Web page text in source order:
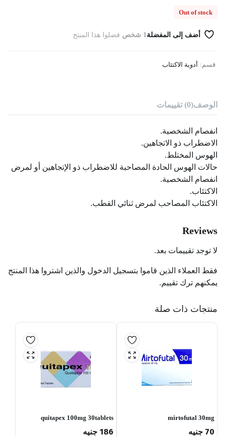
Out of stock
أضف إلى المفضلة1 شخص فضلوا هذا المنتج
قسم: أدوية الاكتئاب
الوصف(0) تقييمات
انفصام الشخصية.
الاضطراب ذو الاتجاهين.
الهوس المختلط.
حالات الهوس الحادة المصاحبة للاضطراب ذو الإتجاهين أو لمرض
انفصام الشخصية.
الاكتئاب.
الاكتئاب المصاحب لمرض ثنائي القطب.
Reviews
لا توجد تقييمات بعد.
فقط العملاء الذين قاموا بتسجيل الدخول والذين اشتروا هذا المنتج
يمكنهم ترك تقييم.
منتجات ذات صلة
mirtofutal 30mg
70 جنيه
quitapex 100mg 30tablets
186 جنيه